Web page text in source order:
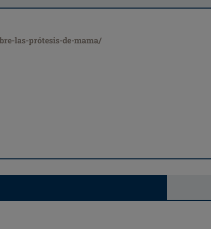
las-prótesis-de-mama/